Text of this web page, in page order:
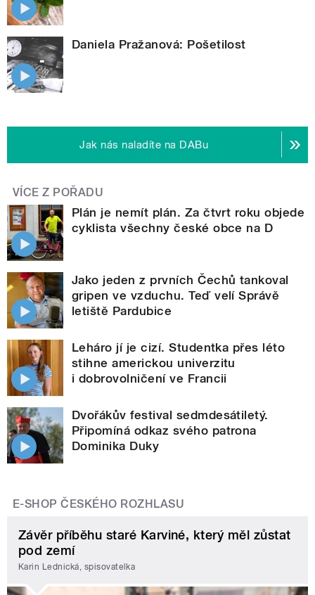
Daniela Pražanová: Pošetilost
Jak nás naladíte na DABu
VÍCE Z POŘADU
Plán je nemít plán. Za čtvrt roku objede
cyklista všechny české obce na D
Jako jeden z prvních Čechů tankoval
gripen ve vzduchu. Teď velí Správě
letiště Pardubice
Leháro jí je cizí. Studentka přes léto
stihne americkou univerzitu
i dobrovolničení ve Francii
Dvořákův festival sedmdesátiletý.
Připomíná odkaz svého patrona
Dominika Duky
E-SHOP ČESKÉHO ROZHLASU
Závěr příběhu staré Karviné, který měl zůstat
pod zemí
Karin Lednická, spisovatelka